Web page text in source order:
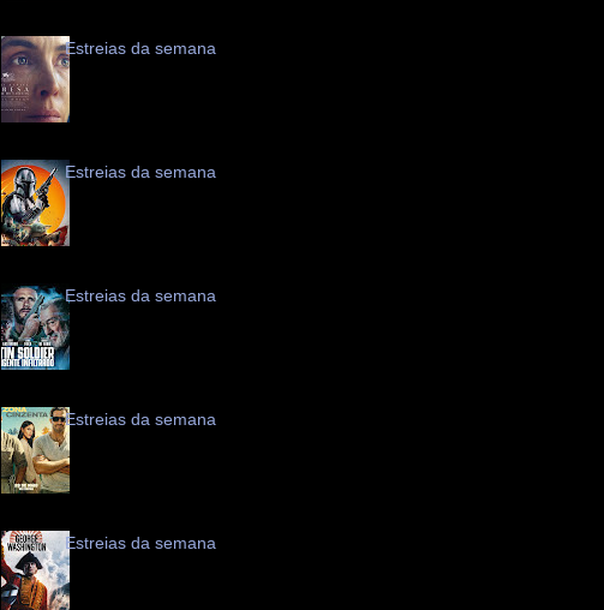
Estreias da semana
Estreias da semana
Estreias da semana
Estreias da semana
Estreias da semana